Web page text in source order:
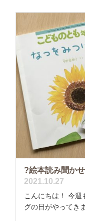
?絵本読み聞か
2021.10.27
こんにちは！ 今週
グの日がやってき